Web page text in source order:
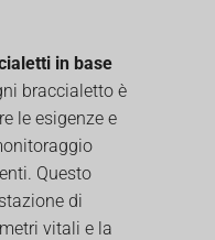
in base
braccialetto è
le esigenze e
Questo
di
vitali e la